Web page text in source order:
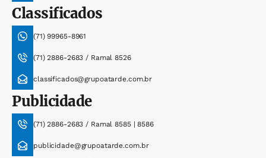
Classificados
(71) 99965-8961
(71) 2886-2683 / Ramal 8526
classificados@grupoatarde.com.br
Publicidade
(71) 2886-2683 / Ramal 8585 | 8586
publicidade@grupoatarde.com.br